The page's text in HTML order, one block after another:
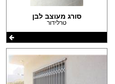
סורג מעוצב לבן
טרלידור